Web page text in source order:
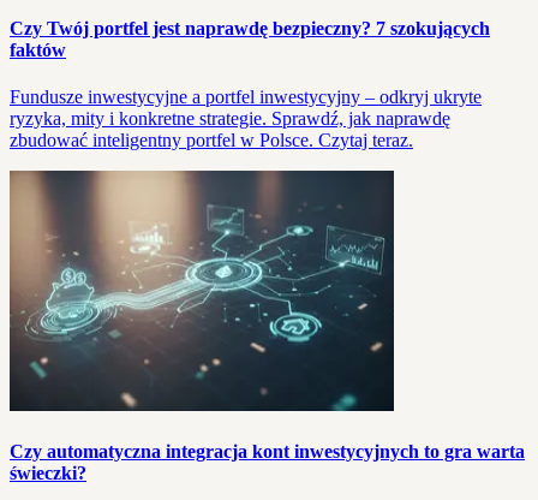
Czy Twój portfel jest naprawdę bezpieczny? 7 szokujących
faktów
Fundusze inwestycyjne a portfel inwestycyjny – odkryj ukryte
ryzyka, mity i konkretne strategie. Sprawdź, jak naprawdę
zbudować inteligentny portfel w Polsce. Czytaj teraz.
Czy automatyczna integracja kont inwestycyjnych to gra warta
świeczki?